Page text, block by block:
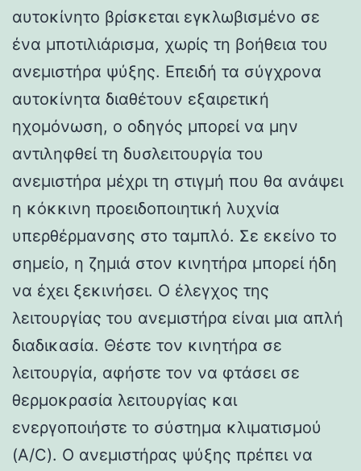
αυτοκίνητο βρίσκεται εγκλωβισμένο σε
ένα μποτιλιάρισμα, χωρίς τη βοήθεια του
ανεμιστήρα ψύξης. Επειδή τα σύγχρονα
αυτοκίνητα διαθέτουν εξαιρετική
ηχομόνωση, ο οδηγός μπορεί να μην
αντιληφθεί τη δυσλειτουργία του
ανεμιστήρα μέχρι τη στιγμή που θα ανάψει
η κόκκινη προειδοποιητική λυχνία
υπερθέρμανσης στο ταμπλό. Σε εκείνο το
σημείο, η ζημιά στον κινητήρα μπορεί ήδη
να έχει ξεκινήσει. Ο έλεγχος της
λειτουργίας του ανεμιστήρα είναι μια απλή
διαδικασία. Θέστε τον κινητήρα σε
λειτουργία, αφήστε τον να φτάσει σε
θερμοκρασία λειτουργίας και
ενεργοποιήστε το σύστημα κλιματισμού
(A/C). Ο ανεμιστήρας ψύξης πρέπει να